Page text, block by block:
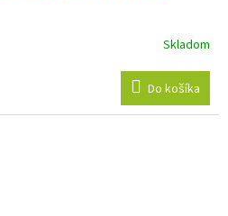
Skladom
Do košíka